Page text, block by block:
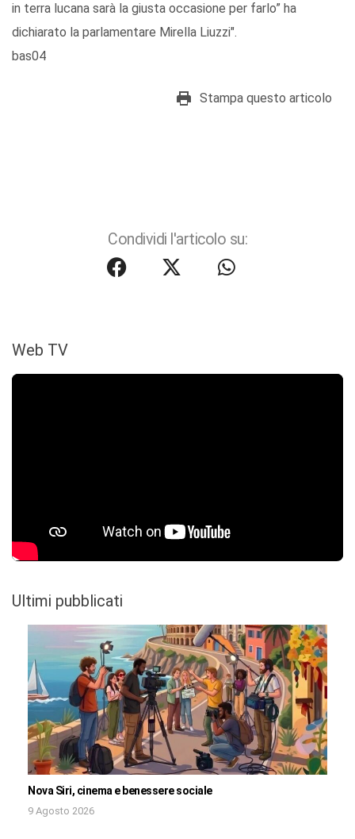
in terra lucana sarà la giusta occasione per farlo” ha
dichiarato la parlamentare Mirella Liuzzi".
bas04
Stampa questo articolo
Condividi l'articolo su:
Web TV
Ultimi pubblicati
Nova Siri, cinema e benessere sociale
9 Agosto 2026